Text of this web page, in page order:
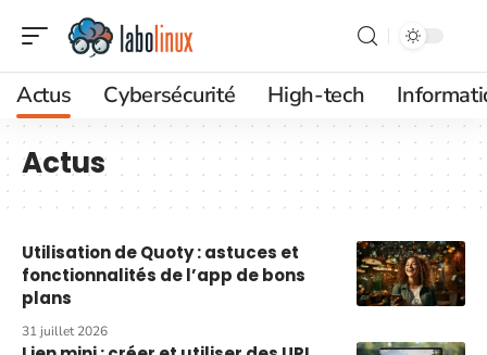
Actus Cybersécurité High-tech
Actus
Utilisation de Quoty : astuces et
fonctionnalités de l’app de bons
plans
31 juillet 2026